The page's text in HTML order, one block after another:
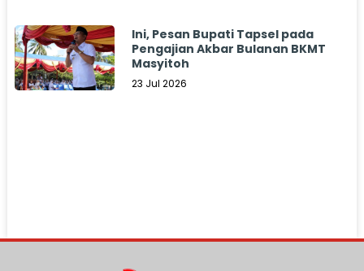
Ini, Pesan Bupati Tapsel pada
Pengajian Akbar Bulanan BKMT
Masyitoh
23 Jul 2026